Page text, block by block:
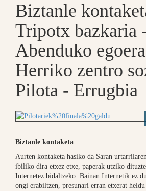
Biztanle
Tripotx bazkaria
Abenduko
Herriko zentro
Pilota - Errugbia
Biztanle kontaketa
Aurten kontaketa hasiko da Saran
ibiliko dira etxez etxe, paperak utziko
Internetez bidaltzeko. Bainan Internetik ez
ongi erabiltzen, presunari erran etxerat